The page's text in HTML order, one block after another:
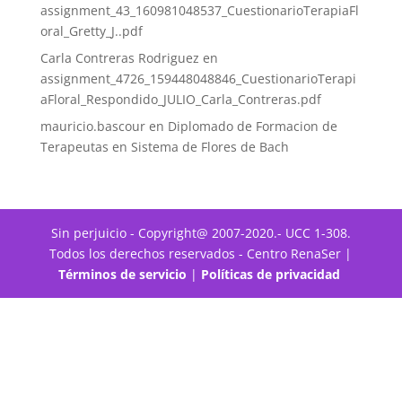
assignment_43_160981048537_CuestionarioTerapiaFl
oral_Gretty_J..pdf
Carla Contreras Rodriguez en
assignment_4726_159448048846_CuestionarioTerapi
aFloral_Respondido_JULIO_Carla_Contreras.pdf
mauricio.bascouren Diplomado de Formacion de
Terapeutas en Sistema de Flores de Bach
Sin perjuicio - Copyright@ 2007-2020.- UCC 1-308.
Todos los derechos reservados - Centro RenaSer |
Términos de servicio | Políticas de privacidad